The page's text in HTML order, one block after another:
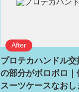
プロテカハンドル
の部分がボロボロ｜
スーツケースなおし